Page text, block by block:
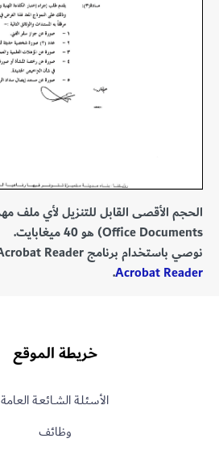
Office Documents) هو 40 ميغابايت.
نوصي باستخدام برنامج Acrobat Reader.
Acrobat Reader
.
خريطة الموقع
الأسـئلـة الشــائعـة العامة
وظائف